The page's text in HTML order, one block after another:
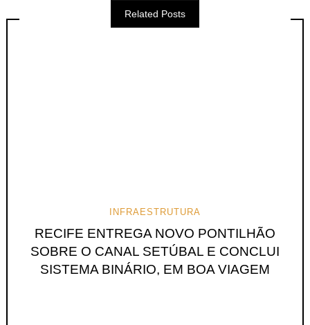
Related Posts
INFRAESTRUTURA
RECIFE ENTREGA NOVO PONTILHÃO
SOBRE O CANAL SETÚBAL E CONCLUI
SISTEMA BINÁRIO, EM BOA VIAGEM